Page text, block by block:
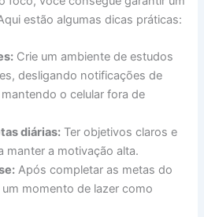
estão algumas dicas práticas:
Crie um ambiente de estudos
desligando notificações de
o celular fora de
diárias: Ter objetivos claros e
manter a motivação alta.
Após completar as metas do
momento de lazer como